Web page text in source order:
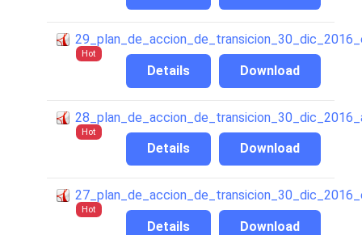
Hot
Download
Details
Hot
Download
Details
Hot
Download
Details